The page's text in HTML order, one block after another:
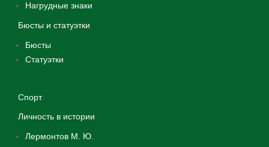
Нагрудные знаки
Бюсты и статуэтки
Бюсты
Статуэтки
Спорт
Личность в истории
Лермонтов М. Ю.